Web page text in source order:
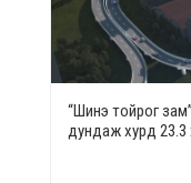
“Шинэ тойрог зам”
дундаж хурд 23.3